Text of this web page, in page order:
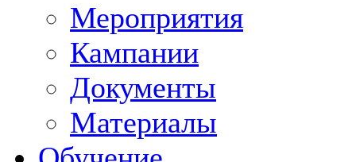
Мероприятия
Кампании
Документы
Материалы